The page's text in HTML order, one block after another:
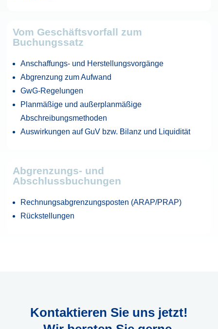
Vom Geschäftsvorfall zum
Buchungssatz
Anschaffungs- und Herstellungsvorgänge
Abgrenzung zum Aufwand
GwG-Regelungen
Planmäßige und außerplanmäßige
Abschreibungsmethoden
Auswirkungen auf GuV bzw. Bilanz und Liquidität
Abgrenzungs- und
Abschlussbuchungen
Rechnungsabgrenzungsposten (ARAP/PRAP)
Rückstellungen
Kontaktieren Sie uns jetzt!